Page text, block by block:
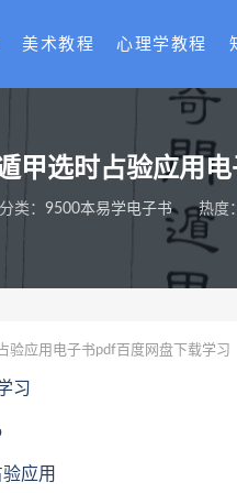
美术教程 心理学教程
甲选时占验应用
分类： 9500本易学电子书 热度
验应用电子书pdf百度网盘下载学习
习
应用